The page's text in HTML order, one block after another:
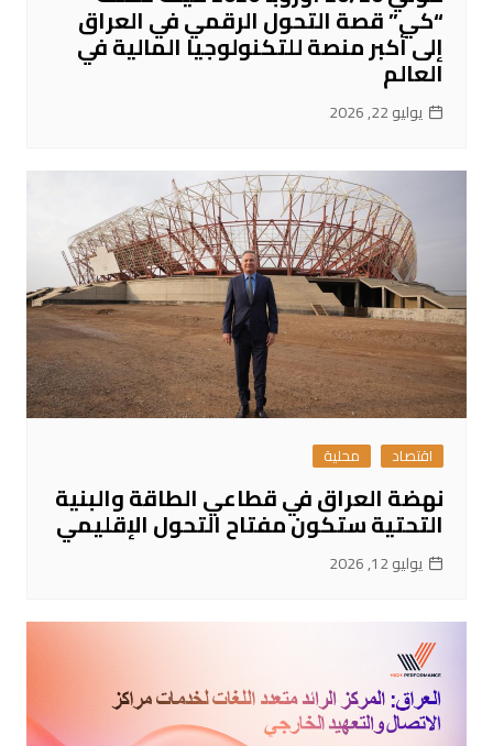
“كي” قصة التحول الرقمي في العراق
إلى أكبر منصة للتكنولوجيا المالية في
العالم
يوليو 22, 2026
اقتصاد محلية
نهضة العراق في قطاعي الطاقة والبنية
التحتية ستكون مفتاح التحول الإقليمي
يوليو 12, 2026